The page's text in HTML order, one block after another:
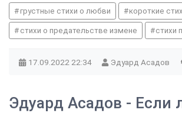
грустные стихи о любви короткие
стихи о предательстве измене стихи
17.09.2022 22:34 Эдуард Асадов
Эдуард Асадов - Если